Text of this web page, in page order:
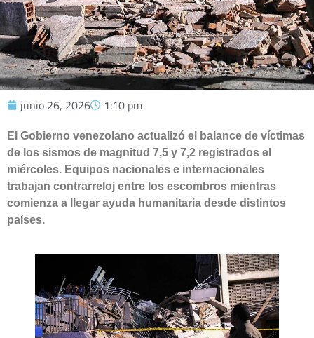
junio 26, 2026 1:10 pm
El Gobierno venezolano actualizó el balance de víctimas
de los sismos de magnitud 7,5 y 7,2 registrados el
miércoles. Equipos nacionales e internacionales
trabajan contrarreloj entre los escombros mientras
comienza a llegar ayuda humanitaria desde distintos
países.